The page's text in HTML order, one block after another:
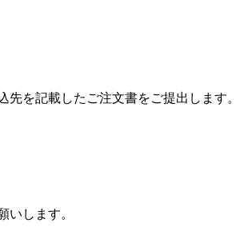
を記載したご注文書をご提出します。
いします。